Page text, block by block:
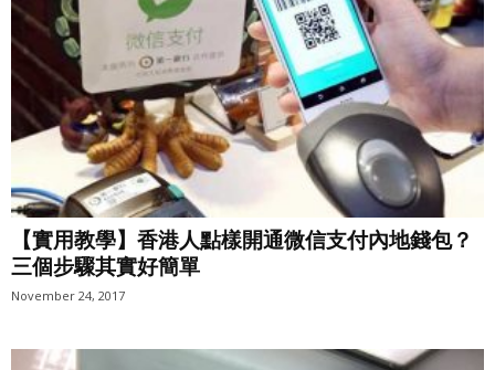
【實用教學】香港人點樣開通微信支付內地錢包？
三個步驟其實好簡單
November 24, 2017